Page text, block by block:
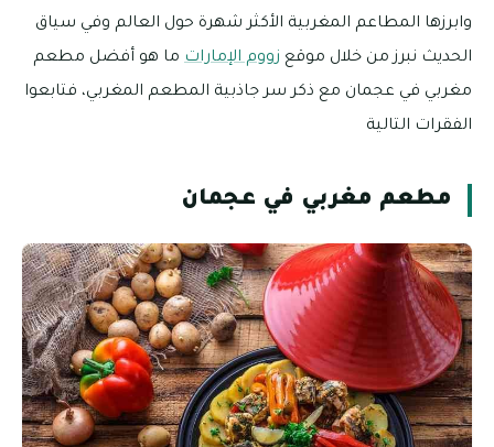
وابرزها المطاعم المغربية الأكثر شهرة حول العالم وفي سياق
الحديث نبرز من خلال موقع زووم الإمارات ما هو أفضل مطعم
مغربي في عجمان مع ذكر سر جاذبية المطعم المغربي، فتابعوا
الفقرات التالية
مطعم مغربي في عجمان